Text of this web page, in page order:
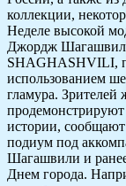
коллекции,
Неделе высокой
Джордж
SHAGHASHVILI,
использованием
гламура. Зрителей
истории,
подиум под
Шагашвили и
Днем города.